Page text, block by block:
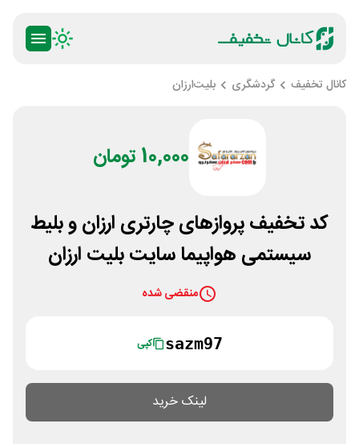
کانال تخفیف گردشگری بلیت‌ارزان
10,000 تومان
کد تخفیف پروازهای چارتری ارزان و بلیط
سیستمی هواپیما سایت بلیت ارزان
منقضی شده
sazm97 کپی
لینک خرید